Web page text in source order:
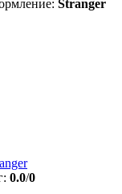
Stranger
0.0/0